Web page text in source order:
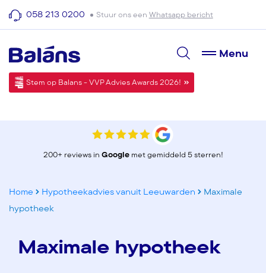
058 213 0200 Stuur ons een Whatsapp bericht
Menu
Stem op Balans - VVP Advies Awards 2026!
200+ reviews in Googlemet gemiddeld 5 sterren!
Home Hypotheekadvies vanuit Leeuwarden
Maximale
hypotheek
Maximale hypotheek